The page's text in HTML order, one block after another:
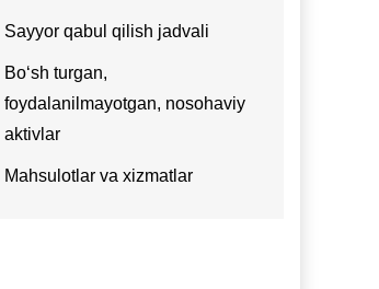
Sayyor qabul qilish jadvali
Bo‘sh turgan,
foydalanilmayotgan, nosohaviy
aktivlar
Mahsulotlar va xizmatlar